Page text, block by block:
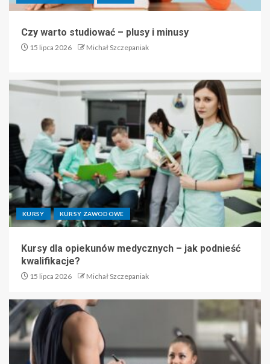
Czy warto studiować – plusy i minusy
15 lipca 2026 Michał Szczepaniak
KURSY KURSY ZAWODOWE
Kursy dla opiekunów medycznych – jak podnieść
kwalifikacje?
15 lipca 2026 Michał Szczepaniak